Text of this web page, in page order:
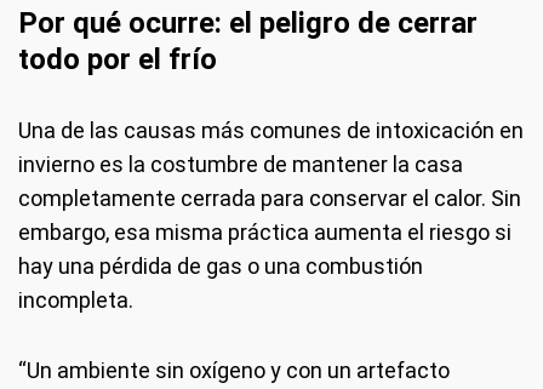
Por qué ocurre: el peligro de cerrar
todo por el frío
Una de las causas más comunes de intoxicación en
invierno es la costumbre de mantener la casa
completamente cerrada para conservar el calor. Sin
embargo, esa misma práctica aumenta el riesgo si
hay una pérdida de gas o una combustión
incompleta.
“Un ambiente sin oxígeno y con un artefacto